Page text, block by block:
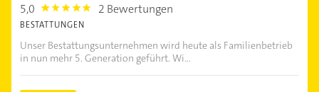
5,0 5.0 2 Bewertungen
BESTATTUNGEN
Unser Bestattungsunternehmen wird heute als Familienbetrieb
in nun mehr 5. Generation geführt. Wi...